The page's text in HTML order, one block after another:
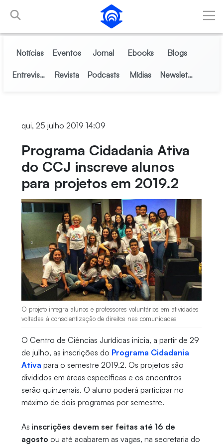
Pular para o Conteúdo principal
Notícias Eventos Jornal Ebooks Blogs
Entrevistas Revista Podcasts Mídias Newsletter
qui, 25 julho 2019 14:09
Programa Cidadania Ativa
do CCJ inscreve alunos
para projetos em 2019.2
O projeto integra alunos e professores voluntários em atividades
voltadas à conscientização de direitos nas comunidades
O Centro de Ciências Jurídicas inicia, a partir de 29
de julho, as inscrições do Programa Cidadania
Ativa para o semestre 2019.2. Os projetos são
divididos em áreas específicas e os encontros
serão quinzenais. O aluno poderá participar no
máximo de dois programas por semestre.
As inscrições devem ser feitas até 16 de
agosto ou até acabarem as vagas, na secretaria do